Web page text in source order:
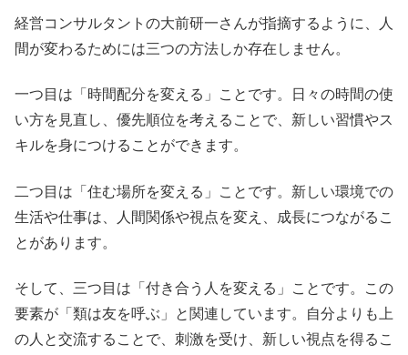
経営コンサルタントの大前研一さんが指摘するように、人
間が変わるためには三つの方法しか存在しません。
一つ目は「時間配分を変える」ことです。日々の時間の使
い方を見直し、優先順位を考えることで、新しい習慣やス
キルを身につけることができます。
二つ目は「住む場所を変える」ことです。新しい環境での
生活や仕事は、人間関係や視点を変え、成長につながるこ
とがあります。
そして、三つ目は「付き合う人を変える」ことです。この
要素が「類は友を呼ぶ」と関連しています。自分よりも上
の人と交流することで、刺激を受け、新しい視点を得るこ